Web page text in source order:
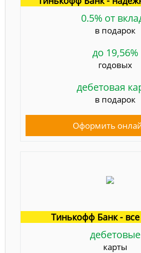
0.5% от
в подарок
до 19,56%
годовых
дебетовая
в подарок
Оформить
Тинькофф Банк - все
дебетовые
карты